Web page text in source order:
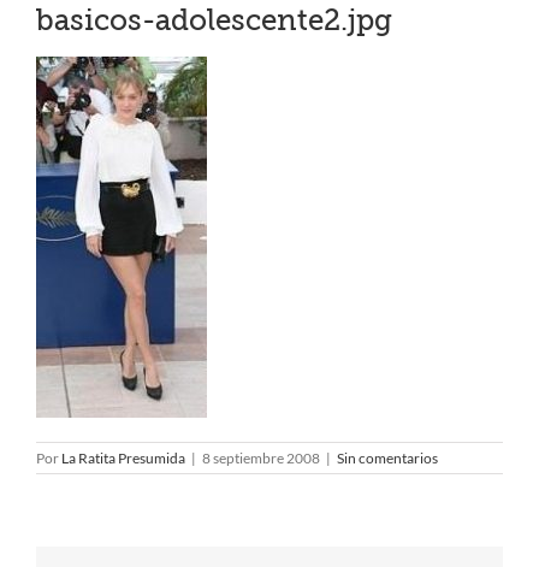
basicos-adolescente2.jpg
Por La Ratita Presumida | 8 septiembre 2008 | Sin comentarios